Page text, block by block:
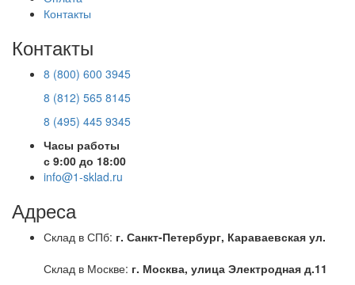
Контакты
Контакты
8 (800) 600 3945
8 (812) 565 8145
8 (495) 445 9345
Часы работы
с 9:00 до 18:00
info@1-sklad.ru
Адреса
Склад в СПб: г. Санкт-Петербург, Караваевская ул.
Склад в Москве: г. Москва, улица Электродная д.11